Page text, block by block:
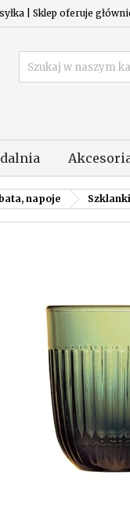
| Sklep oferuje
napoje Szklanki